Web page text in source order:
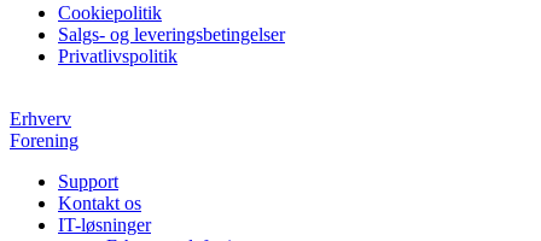
Cookiepolitik
Salgs- og leveringsbetingelser
Privatlivspolitik
Erhverv
Forening
Support
Kontakt os
IT-løsninger